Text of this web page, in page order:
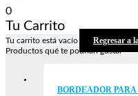
0
Tu Carrito
Tu carrito está vacío Regresar a
Productos qué te podrían gustar
BORDEADOR